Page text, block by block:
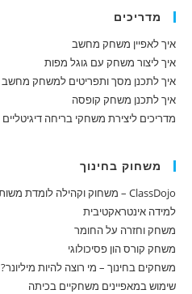
מדריכים
איך לאפיין משחק מחשב
איך ליצור משחק עם גוגל מפות
איך לתכנן מסך ותפריטים למשחק מחשב
איך לתכנן משחק קופסה
מדריכים ליצירת משחקי בריחה דיגיטליים
משחוק בחינוך
ClassDojo – משחוק וקהילה לומדת משותפת
למידה אינטראקטיבית
משחק וחזרה על החומר
משחק קורס הון פסיכולוגי
משחקים בחינוך – מי רוצה להיות מיליונר?
שימוש במאפיינים משחקיים בכיתה